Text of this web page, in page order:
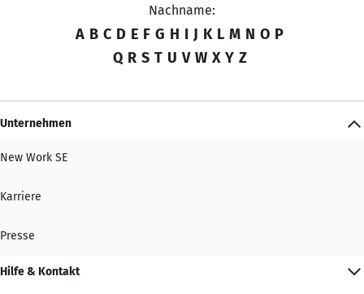
Nachname:
A B C D E F G H I J K L M N O P
Q R S T U V W X Y Z
Unternehmen
New Work SE
Karriere
Presse
Hilfe & Kontakt